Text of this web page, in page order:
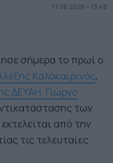
17.06.2026 - 13.49
σήμερα το πρωί ο
Καλοκαιρινός,
ΔΕΥΑΗ, Γιώργο
των
από την
τις τελευταίες